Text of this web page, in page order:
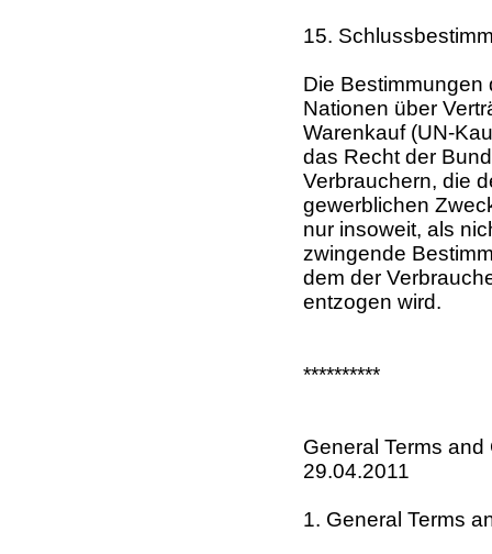
15.
Die Bestimmungen
Nationen über
Warenkauf (UN-
das Recht der
Verbrauchern, die
gewerblichen
nur insoweit, als
zwingende
dem der
entzogen wird.
**********
General Terms
29.04.2011
1. General Terms